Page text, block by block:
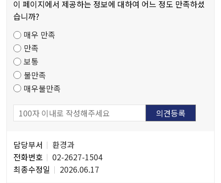
물
만
도
조
사
이 페이지에서 제공하는 정보에 대하여 어느 정도 만족하셨
습니까?
매우 만족
만족
보통
불만족
매우불만족
당
자
정
담당부서
환경과
전화번호
02-2627-1504
최종수정일
2026.06.17